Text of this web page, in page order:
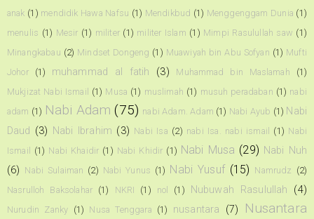
anak (1) mendidik Hawa Nafsu (1) Mendikbud (1) Menggenggam Dunia (1)
menulis (1) Mesir (1) militer (1) militer Islam (1) Mimpi Rasulullah saw (1)
Minangkabau (2) Mindset Dongeng (1) Muawiyah bin Abu Sofyan (1) Mufti
Johor
(1) muhammad al fatih (3) Muhammad bin Maslamah
(1)
Mukjizat Nabi Ismail (1) Musa (1) muslimah (1) musuh peradaban (1) nabi
adam (1) Nabi Adam (75) nabi Adam. Adam (1) Nabi Ayub (1) Nabi
Daud (3) Nabi Ibrahim (3) Nabi Isa (2) nabi Isa. nabi ismail (1) Nabi
Ismail
(1) Nabi Khaidir (1) Nabi Khidir (1) Nabi Musa (29) Nabi Nuh
(6) Nabi Sulaiman (2) Nabi Yunus (1) Nabi Yusuf (15) Namrudz (2)
Nasrulloh Baksolahar (1) NKRI (1) nol (1) Nubuwah Rasulullah (4)
Nurudin Zanky (1) Nusa Tenggara (1) nusantara (7)
Nusantara